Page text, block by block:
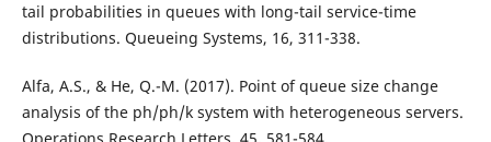
tail probabilities in queues with long-tail service-time
distributions. Queueing Systems, 16, 311-338.
Alfa, A.S., & He, Q.-M. (2017). Point of queue size change
analysis of the ph/ph/k system with heterogeneous servers.